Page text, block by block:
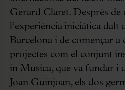
Gerard Claret. Després de
l’experiència iniciàtica dalt
Barcelona i de començar a
projectes com el conjunt
in Musica, que va fundar i
Joan Guinjoan, els dos